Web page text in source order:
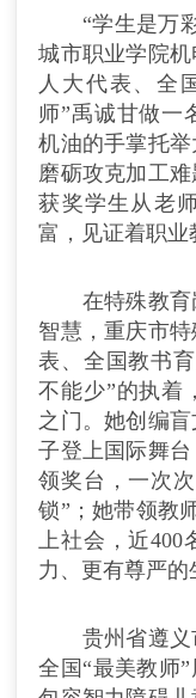
“学生是万彩
城市职业学院
人大代表、全
师”禹诚甘做一
机油的手掌托
磨砺攻克加工
获奖学生从老
富，见证着职业
在特殊教育
智慧，重庆市
表、全国教书
不能少”的执着
之门。她创编
子登上国际舞
领奖台，一次
锁”；她带领教
上社会，近400
力、更有尊严的
贵州省遵义市
全国“最美教师